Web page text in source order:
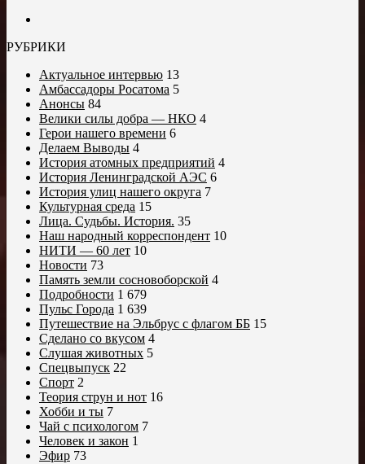
РУБРИКИ
Актуальное интервью 13
Амбассадоры Росатома 5
Анонсы 84
Велики силы добра — НКО 4
Герои нашего времени 6
Делаем Выводы 4
История атомных предприятий 4
История Ленинградской АЭС 6
История улиц нашего округа 7
Культурная среда 15
Лица. Судьбы. История. 35
Наш народный корреспондент 10
НИТИ — 60 лет 10
Новости 73
Память земли сосновоборской 4
Подробности 1 679
Пульс Города 1 639
Путешествие на Эльбрус с флагом ББ 15
Сделано со вкусом 4
Слушая животных 5
Спецвыпуск 22
Спорт 2
Теория струн и нот 16
Хобби и ты 7
Чай с психологом 7
Человек и закон 1
Эфир 73